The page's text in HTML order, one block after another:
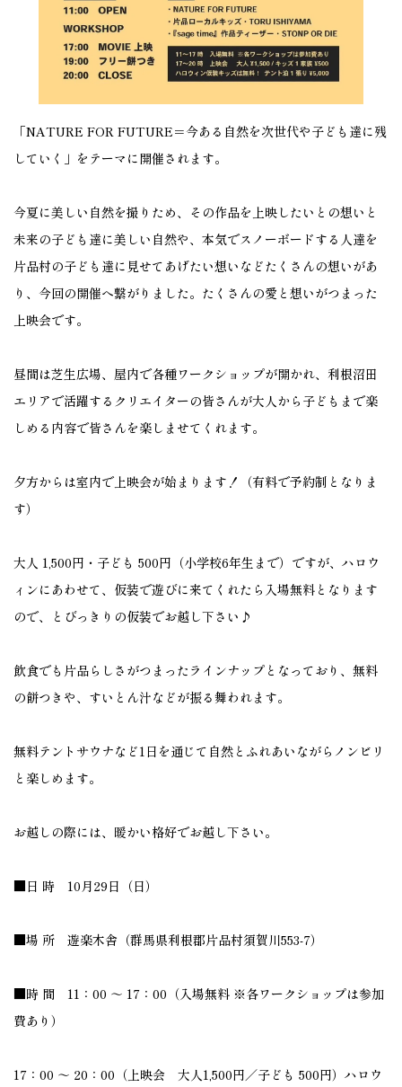
「NATURE FOR FUTURE＝今ある自然を次世代や子ども達に残
していく」をテーマに開催されます。
今夏に美しい自然を撮りため、その作品を上映したいとの想いと
未来の子ども達に美しい自然や、本気でスノーボードする人達を
片品村の子ども達に見せてあげたい想いなどたくさんの想いがあ
り、今回の開催へ繋がりました。たくさんの愛と想いがつまった
上映会です。
昼間は芝生広場、屋内で各種ワークショップが開かれ、利根沼田
エリアで活躍するクリエイターの皆さんが大人から子どもまで楽
しめる内容で皆さんを楽しませてくれます。
夕方からは室内で上映会が始まります！（有料で予約制となりま
す）
大人 1,500円・子ども 500円（小学校6年生まで）ですが、ハロウ
ィンにあわせて、仮装で遊びに来てくれたら入場無料となります
ので、とびっきりの仮装でお越し下さい♪
飲食でも片品らしさがつまったラインナップとなっており、無料
の餅つきや、すいとん汁などが振る舞われます。
無料テントサウナなど1日を通じて自然とふれあいながらノンビリ
と楽しめます。
お越しの際には、暖かい格好でお越し下さい。
■日 時 10月29日（日）
■場 所 遊楽木舎（群馬県利根郡片品村須賀川553-7）
■時 間 11：00 ～ 17：00（入場無料 ※各ワークショップは参加
費あり）
17：00 ～ 20：00（上映会 大人1,500円／子ども 500円）ハロウ